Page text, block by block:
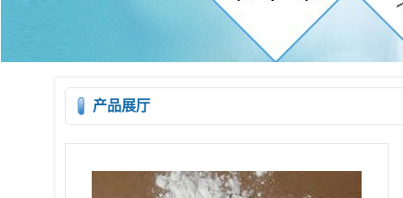
产品展厅